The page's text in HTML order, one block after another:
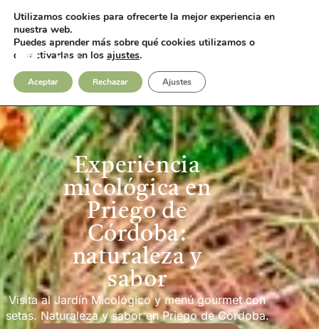
FotosContacto
Experiencia
micológica en
Priego de
Córdoba:
naturaleza y
sabor
Visita al Jardín Micológico y menú gourmet con
setas. Naturaleza y sabor en Priego de Córdoba.
Utilizamos cookies para ofrecerte la mejor experiencia en
nuestra web.
Puedes aprender más sobre qué cookies utilizamos o
desactivarlas en los ajustes.
Aceptar Rechazar Ajustes